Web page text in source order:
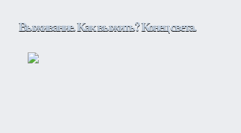
Выживание. Как выжить? Конец света.